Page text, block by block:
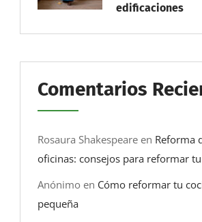
edificaciones
Comentarios
Rosaura Shakespeare en Reforma
oficinas: consejos para reformar
Anónimo en Cómo reformar tu
pequeña